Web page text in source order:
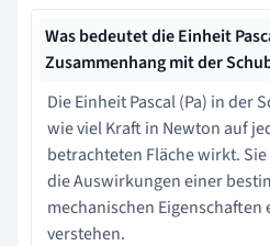
Was bedeutet die Einheit
Zusammenhang mit der
Die Einheit Pascal (Pa) in der
wie viel Kraft in Newton auf
betrachteten Fläche wirkt.
die Auswirkungen einer
mechanischen Eigenschaften
verstehen.